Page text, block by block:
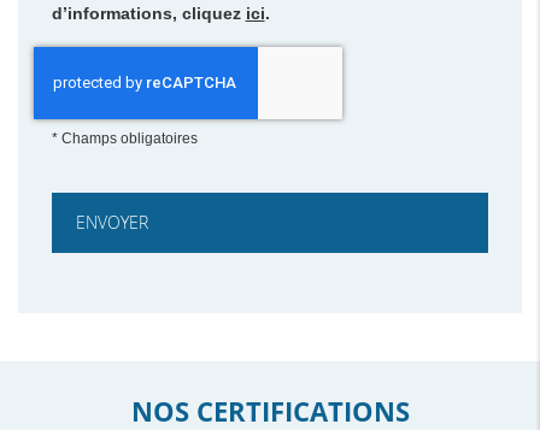
d’informations, cliquez ici.
* Champs obligatoires
NOS CERTIFICATIONS